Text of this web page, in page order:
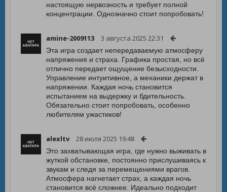
настоящую нервозность и требует полной
концентрации. Однозначно стоит попробовать!
amine-2009113 3 августа 2025 22:31
Эта игра создает непередаваемую атмосферу
напряжения и страха. Графика простая, но всё
отлично передает ощущение безысходности.
Управление интуитивное, а механики держат в
напряжении. Каждая ночь становится
испытанием на выдержку и бдительность.
Обязательно стоит попробовать, особенно
любителям ужастиков!
alexltv 28 июля 2025 19:48
Это захватывающая игра, где нужно выживать в
жуткой обстановке, постоянно прислушиваясь к
звукам и следя за перемещениями врагов.
Атмосфера нагнетает страх, а каждая ночь
становится всё сложнее. Идеально подходит